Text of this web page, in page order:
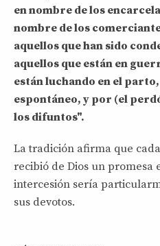
en nombre de los
nombre de los
aquellos que han sido
aquellos que están en
están luchando en el
espontáneo, y por (el
los difuntos".
La tradición afirma que
recibió de Dios un promesa
intercesión sería
sus devotos.